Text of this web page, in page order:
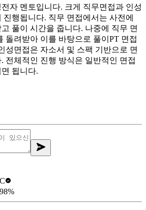
자 멘토입니다. 크게 직무면접과 인성
진행됩니다. 직무 면접에서는 사전에
풀이 시간을 줍니다. 나중에 직무 면
돌려받아 이를 바탕으로 풀이PT 면접
성면접은 자소서 및 스팩 기반으로 면
전체적인 진행 방식은 일반적인 면접
됩니다.
98%